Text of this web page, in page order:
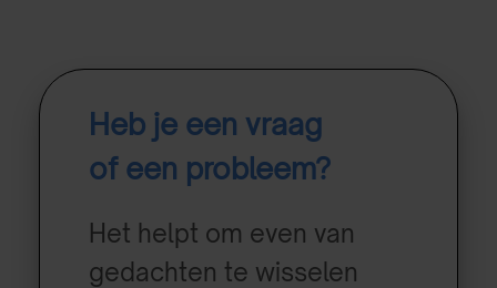
Heb je een vraag
of een probleem?
Het helpt om even van
gedachten te wisselen